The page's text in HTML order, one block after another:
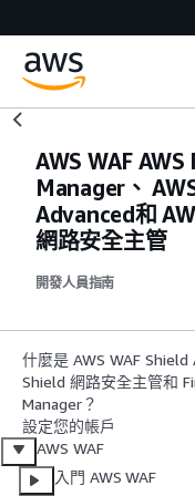
AWS WAF
Manager、
Advanced和
網路安全主管
開發人員指南
什麼是 AWS WAF Shield
Shield 網路安全主管和
Manager？
設定您的帳戶
AWS WAF
入門 AWS WAF